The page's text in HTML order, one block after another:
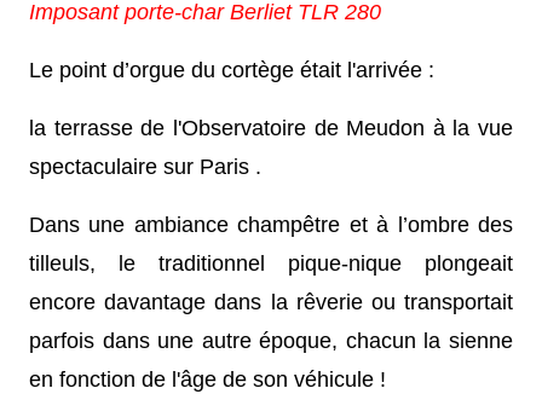
Imposant porte-char Berliet TLR 280
Le point d’orgue du cortège était l'arrivée :
la terrasse de l'Observatoire de Meudon à la vue
spectaculaire sur Paris .
Dans une ambiance champêtre et à l’ombre des
tilleuls, le traditionnel pique-nique plongeait
encore davantage dans la rêverie ou transportait
parfois dans une autre époque, chacun la sienne
en fonction de l'âge de son véhicule !